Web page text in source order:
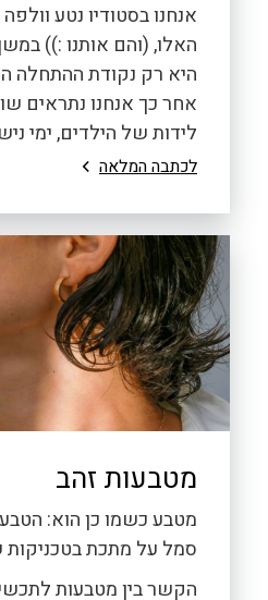
אנחנו בסטודיו נטע
האלו, (והם אותנו :))
היא רק נקודת ההתחלה
אחר כך אנחנו נתראים
לידות של הילדים, ימי
לכתבה המלאה
מטבעות זהב
מטבע כשמו כן הוא:
סמל על מתכת בטכניקות
הקשר בין מטבעות